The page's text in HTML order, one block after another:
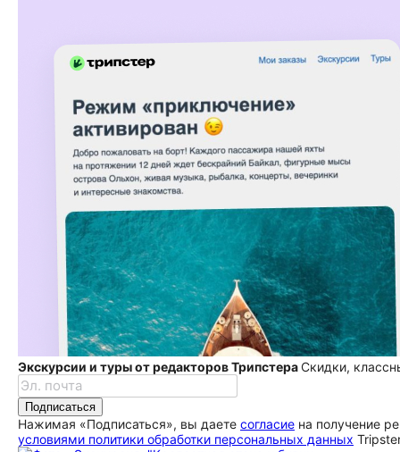
Экскурсии и туры от редакторов ТрипстераСкидки,
Подписаться
Нажимая «Подписаться», вы даете согласие на получение
условиями политики обработки персональных данных